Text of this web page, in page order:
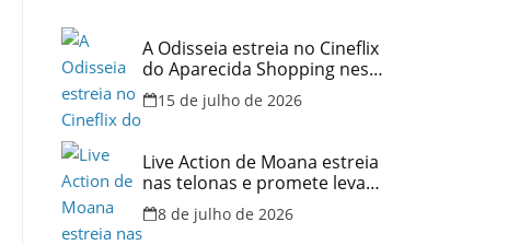
A Odisseia estreia no Cineflix
do Aparecida Shopping nesta
quinta, 16
15 de julho de 2026
Live Action de Moana estreia
nas telonas e promete levar
aventura e emoção ao
Cineflix do Aparecida
8 de julho de 2026